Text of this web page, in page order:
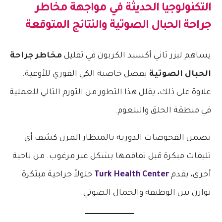
التكنولوجيا الحديثة في مواجهة مخاطر
جراحة الحبال الصوتية والنتائج المتوقعة
يساهم ليزر ثاني أكسيد الكربون في تقليل مخاطر جراحة
الحبال الصوتية بفضل خاصية الكي الفوري للأوعية.
علاوة على ذلك، يقلل هذا التطور من التورم التالي للعملية
في منطقة الحلق والبلعوم.
تضمن الفحوصات الدورية بالمنظار المرن كشف أي
تليفات مبكرة قبل تفاقمها بشكل غير مرغوب. من ناحية
أخرى، يقدمTurk Health Center حلولاً جراحية مبتكرة
توازن بين الوظيفة والجمال الصوتي.